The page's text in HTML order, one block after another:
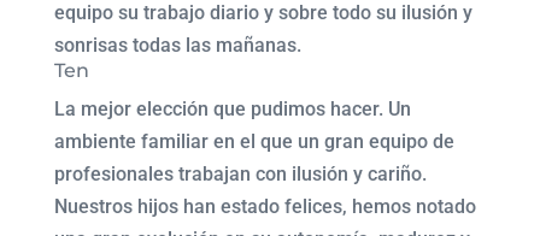
equipo su trabajo diario y sobre todo su ilusión y
sonrisas todas las mañanas.
Ten
La mejor elección que pudimos hacer. Un
ambiente familiar en el que un gran equipo de
profesionales trabajan con ilusión y cariño.
Nuestros hijos han estado felices, hemos notado